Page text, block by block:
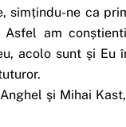
simțindu-ne ca
Asfel am
acolo sunt şi Eu
şi Mihai